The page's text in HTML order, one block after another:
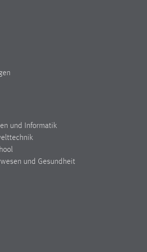
und Informatik
und Gesundheit
und Social Media
zu können, werden von diesen
Cookies gesetzt.